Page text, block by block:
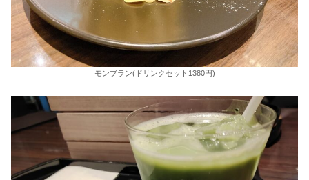
モンブラン(ドリンクセット1380円)